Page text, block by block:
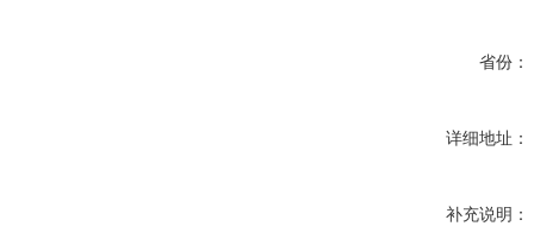
省份：
详细地址：
补充说明：